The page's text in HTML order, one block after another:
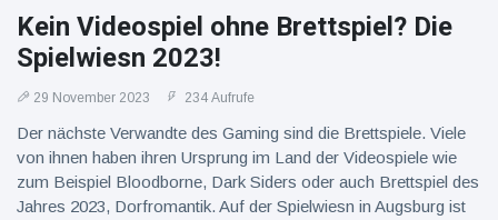
Kein Videospiel ohne Brettspiel? Die
Spielwiesn 2023!
29 November 2023 234 Aufrufe
Der nächste Verwandte des Gaming sind die Brettspiele. Viele
von ihnen haben ihren Ursprung im Land der Videospiele wie
zum Beispiel Bloodborne, Dark Siders oder auch Brettspiel des
Jahres 2023, Dorfromantik. Auf der Spielwiesn in Augsburg ist